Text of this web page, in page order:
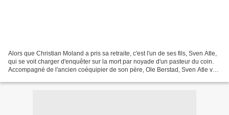
Alors que Christian Moland a pris sa retraite, c'est l'un de ses fils, Sven Atle,
qui se voit charger d'enquêter sur la mort par noyade d'un pasteur du coin.
Accompagné de l'ancien coéquipier de son père, Ole Berstad, Sven Atle voit